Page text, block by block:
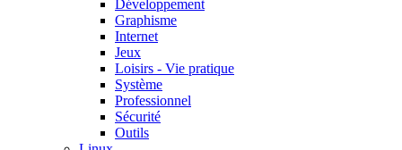
Développement
Graphisme
Internet
Jeux
Loisirs - Vie pratique
Système
Professionnel
Sécurité
Outils